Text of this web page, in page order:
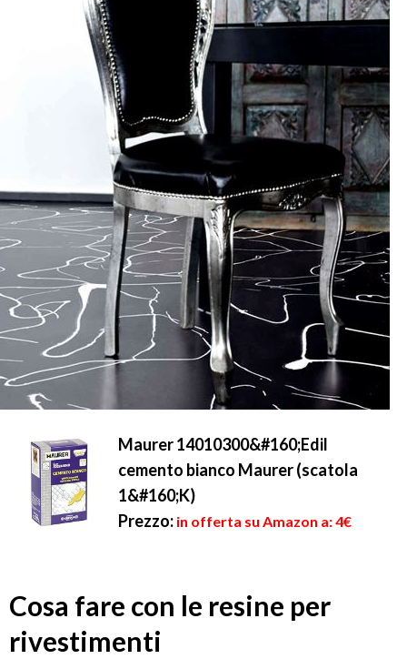
Maurer 14010300&#160;Edil
cemento bianco Maurer (scatola
1&#160;K)
Prezzo: in offerta su Amazon a: 4€
Cosa fare con le resine per
rivestimenti